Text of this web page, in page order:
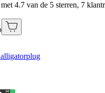
4.7 van de 5 sterren, 7